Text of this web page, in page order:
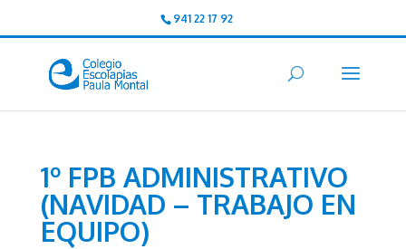
941 22 17 92
1º FPB ADMINISTRATIVO
(NAVIDAD – TRABAJO EN
EQUIPO)